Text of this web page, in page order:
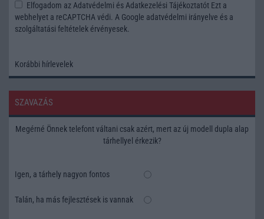
Elfogadom azAdatvédelmi és Adatkezelési Tájékoztatót Ezt a
webhelyet a reCAPTCHA védi. A Google adatvédelmi irányelve és a
szolgáltatási feltételek érvényesek.
Korábbi hírlevelek
SZAVAZÁS
Megérné Önnek telefont váltani csak azért, mert az új modell dupla alap
tárhellyel érkezik?
Igen, a tárhely nagyon fontos
Talán, ha más fejlesztések is vannak